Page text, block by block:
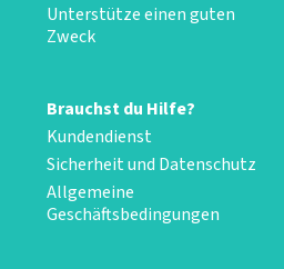
Unterstütze einen guten
Zweck
Brauchst du Hilfe?
Kundendienst
Sicherheit und Datenschutz
Allgemeine
Geschäftsbedingungen